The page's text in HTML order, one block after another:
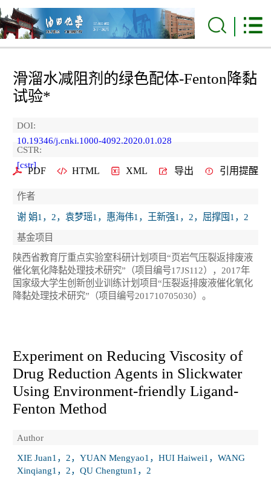
滑溜水减阻剂的绿色配体-Fenton降黏
试验*
DOI:
10.19346/j.cnki.1000-4092.2020.01.028
CSTR:
[cstr]
PDF HTML XML 导出 引用提醒
作者
谢 娟1，2，袁梦瑶1，惠海伟1，王新强1，2，屈撑囤1，2
基金项目
陕西省教育厅重点实验室科研计划项目“页岩气压裂返排废液
催化氧化降黏处理技术研究”（项目编号17JS112），2017年
国家级大学生创新创业训练计划项目“压裂返排废液催化氧化
降黏处理技术研究”（项目编号201710705030）。
Experiment on Reducing Viscosity of
Drug Reduction Agents in Slickwater
Using Environment-friendly Ligand-
Fenton Method
Author
XIE Juan1，2，YUAN Mengyao1，HUI Haiwei1，WANG
Xinqiang1，2，QU Chengtun1，2